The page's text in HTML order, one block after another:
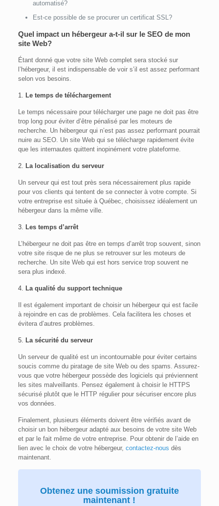
automatisé?
Est-ce possible de se procurer un certificat SSL?
Quel impact un hébergeur a-t-il sur le SEO de mon
site Web?
Étant donné que votre site Web complet sera stocké sur
l’hébergeur, il est indispensable de voir s’il est assez performant
selon vos besoins.
1. Le temps de téléchargement
Le temps nécessaire pour télécharger une page ne doit pas être
trop long pour éviter d’être pénalisé par les moteurs de
recherche. Un hébergeur qui n’est pas assez performant pourrait
nuire au SEO. Un site Web qui se télécharge rapidement évite
que les internautes quittent inopinément votre plateforme.
2. La localisation du serveur
Un serveur qui est tout près sera nécessairement plus rapide
pour vos clients qui tentent de se connecter à votre compte. Si
votre entreprise est située à Québec, choisissez idéalement un
hébergeur dans la même ville.
3. Les temps d’arrêt
L’hébergeur ne doit pas être en temps d’arrêt trop souvent, sinon
votre site risque de ne plus se retrouver sur les moteurs de
recherche. Un site Web qui est hors service trop souvent ne
sera plus indexé.
4. La qualité du support technique
Il est également important de choisir un hébergeur qui est facile
à rejoindre en cas de problèmes. Cela facilitera les choses et
évitera d’autres problèmes.
5. La sécurité du serveur
Un serveur de qualité est un incontournable pour éviter certains
soucis comme du piratage de site Web ou des spams. Assurez-
vous que votre hébergeur possède des logiciels qui préviennent
les sites malveillants. Pensez également à choisir le HTTPS
sécurisé plutôt que le HTTP régulier pour sécuriser encore plus
vos données.
Finalement, plusieurs éléments doivent être vérifiés avant de
choisir un bon hébergeur adapté aux besoins de votre site Web
et par le fait même de votre entreprise. Pour obtenir de l’aide en
lien avec le choix de votre hébergeur, contactez-nous dès
maintenant.
Obtenez une soumission gratuite
maintenant !